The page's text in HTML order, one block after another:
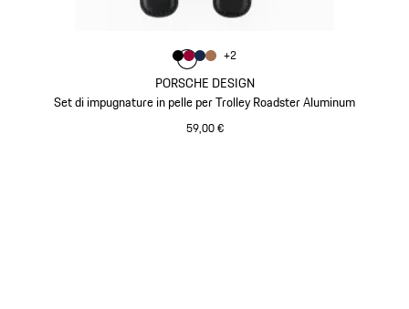
PORSCHE DESIGN
Set di impugnature in pelle per Trolley Roadster Aluminum
59,00 €
Colore
ColoreNero
Colore Rosso Carminio
Colore
Colore
+2